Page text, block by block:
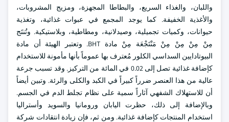
واللبان، والغذاء السريع، والبطاطا المجهزة، ومزيج المشروبات،
والأغذية الخفيفة. كما يوجد المجمع في عبوات غذائية، وتغذية
حيوانات، وكميات تجميلية، وصيدلانية، ومطاطية، وبلاستيكية. وتُنتَج
مِنْ مِنْ مِنْ مِنْ مَنْتَجْعَة مِنْ مادة BHT. وتعتبر الهيئة أن مادة
البيوتادايين السداسي الكلور مُعترف بها عموماً بأنها مأمونة للاستخدام
كإضافة غذائية تصل إلى 0.02 في المائة من التركيز. وقد تسبب جرعة
عالية من هذا العنصر ضرراً كبيراً في الكبد والكلى والرئة. وتبين أيضاً
أن للاستهلاك الشفهي آثاراً سمية على نظام تجلط الدم في الجسم.
وبالإضافة إلى ذلك، حظرت اليابان ورومانيا والسويد وأستراليا
استخدام المنتجات كإضافة غذائية. ومن ثم، فإن زيادة انتقادات شركة